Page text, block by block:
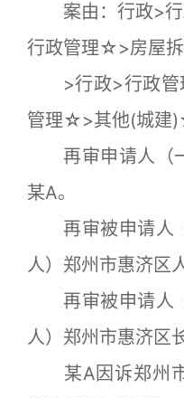
案由：行政>行
行政管理☆>房屋
>行政>行政管
管理☆>其他(城建
再审申请人（一
某A。
再审被申请人
人）郑州市惠济区
再审被申请人
人）郑州市惠济区
某A因诉郑州市